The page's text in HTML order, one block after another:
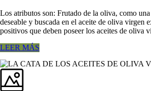
Los atributos son: Frutado de la oliva, como
deseable y buscada en el aceite de oliva virgen
positivos que deben poseer los aceites de oliva
LEER MÁS